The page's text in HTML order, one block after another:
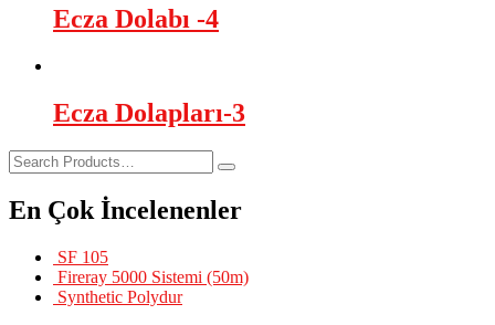
Ecza Dolabı -4
Ecza Dolapları-3
En Çok İncelenenler
SF 105
Fireray 5000 Sistemi (50m)
Synthetic Polydur